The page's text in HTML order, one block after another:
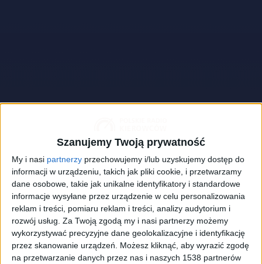
Szanujemy Twoją prywatność
My i nasi partnerzy przechowujemy i/lub uzyskujemy dostęp do
informacji w urządzeniu, takich jak pliki cookie, i przetwarzamy
dane osobowe, takie jak unikalne identyfikatory i standardowe
informacje wysyłane przez urządzenie w celu personalizowania
reklam i treści, pomiaru reklam i treści, analizy audytorium i
rozwój usług. Za Twoją zgodą my i nasi partnerzy możemy
wykorzystywać precyzyjne dane geolokalizacyjne i identyfikację
przez skanowanie urządzeń. Możesz kliknąć, aby wyrazić zgodę
na przetwarzanie danych przez nas i naszych 1538 partnerów
zdjęcie ilustracyjneFoto:shutterstock.com/aappp